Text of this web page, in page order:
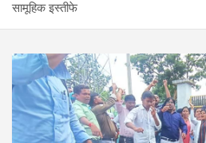
सामूहिक इस्तीफे